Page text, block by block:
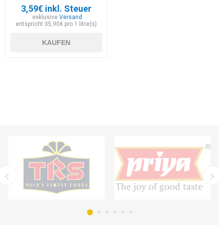
3,59€ inkl. Steuer
exklusiveVersand
entspricht 35,90€ pro 1 litre(s)
KAUFEN